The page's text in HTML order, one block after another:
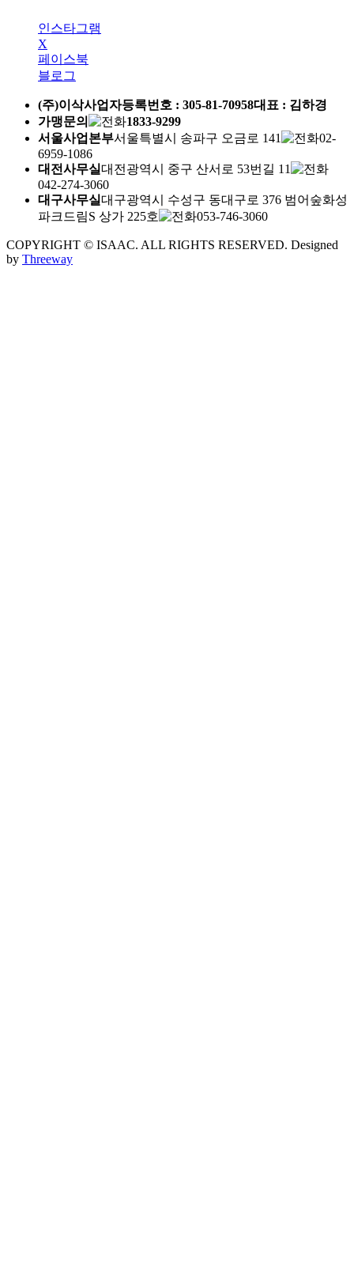
인스타그램
X
페이스북
블로그
(주)이삭사업자등록번호 : 305-81-70958대표 : 김하경
가맹문의
1833-9299
서울사업본부서울특별시 송파구 오금로 141
02-
6959-1086
대전사무실대전광역시 중구 산서로 53번길 11
042-274-3060
대구사무실대구광역시 수성구 동대구로 376 범어숲화성
파크드림S 상가 225호
053-746-3060
COPYRIGHT © ISAAC. ALL RIGHTS RESERVED. Designed
by Threeway